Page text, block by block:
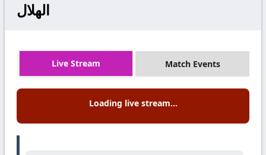
الهلال
Live Stream Match Events
Loading live stream...